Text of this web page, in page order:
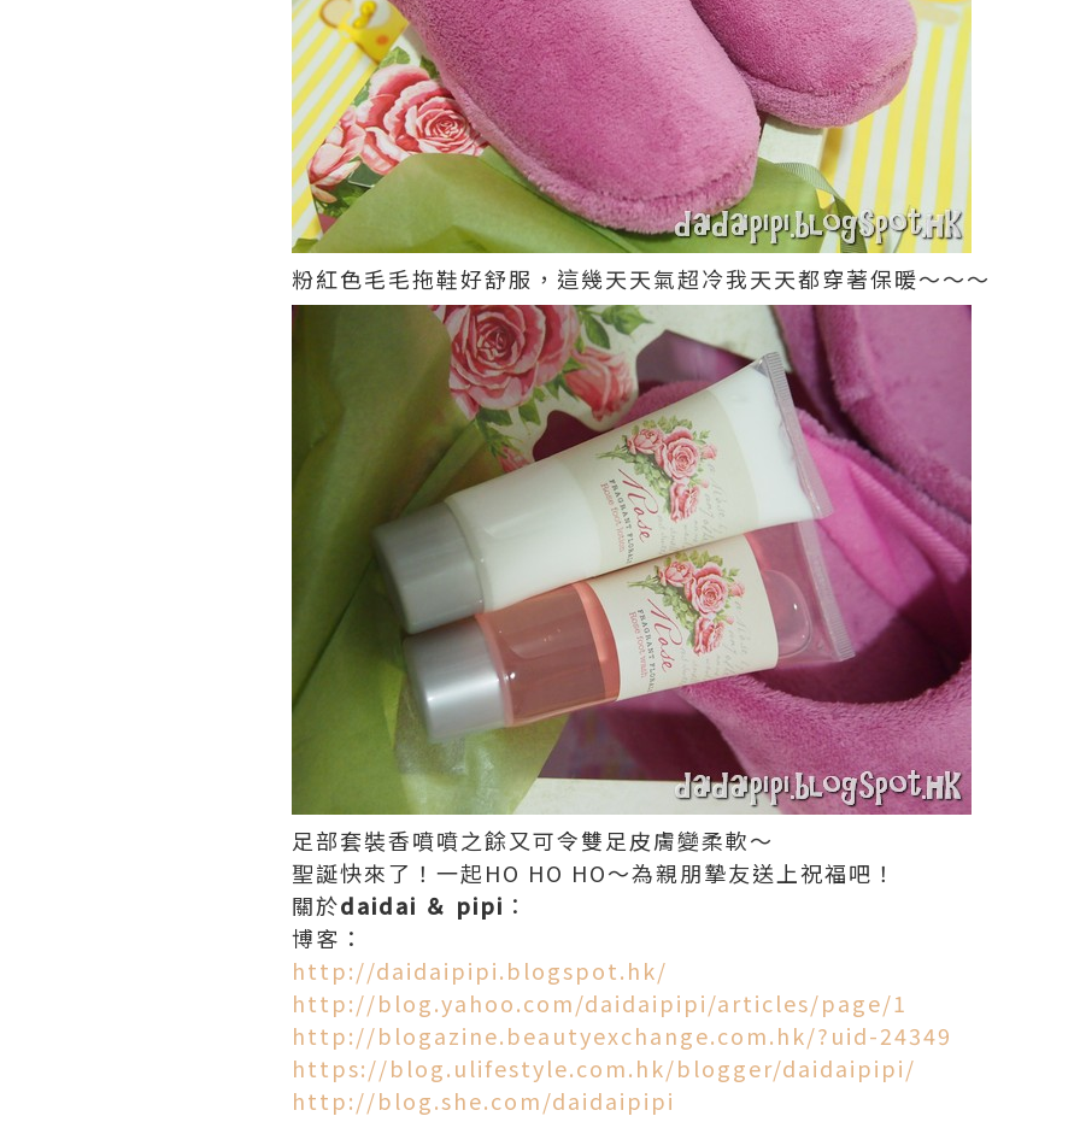
粉紅色毛毛拖鞋好舒服，這幾天天氣超冷我天天都穿著保暖～～～
足部套裝香噴噴之餘又可令雙足皮膚變柔軟～
聖誕快來了！一起HO HO HO～為親朋摯友送上祝福吧！
關於daidai ＆ pipi ：
博客：
http://daidaipipi.blogspot.hk/
http://blog.yahoo.com/daidaipipi/articles/page/1
http://blogazine.beautyexchange.com.hk/?uid-24349
https://blog.ulifestyle.com.hk/blogger/daidaipipi/
http://blog.she.com/daidaipipi